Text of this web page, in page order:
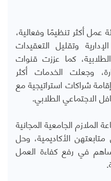
أكثر تنظيمًا وفعالية،
وتقليل التعقيدات
كما عززت قنوات
وجعلت الخدمات أكثر
شراكات استراتيجية مع
الاجتماعي الطلابي.
الملازم الجامعية المجانية
الأكاديمية، وحل
في رفع كفاءة العمل